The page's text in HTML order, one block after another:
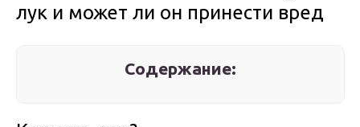
лук и может ли он принести вред
Содержание: